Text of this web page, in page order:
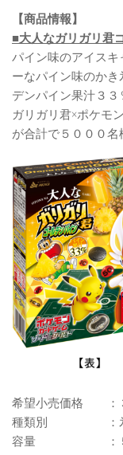
【商品情報】
■大人なガリガリ君
パイン味のアイス
ーなパイン味のか
デンパイン果汁３３
ガリガリ君×ポケモ
が合計で５０００名
希望小売価格 ：３
種類別 ：
容量 ：５６